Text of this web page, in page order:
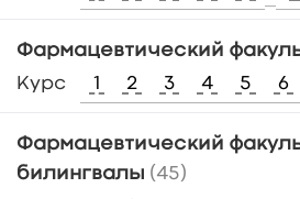
Фармацевтический
Курс
1 2 3 4 5 6
Фармацевтический
билингвалы (45)